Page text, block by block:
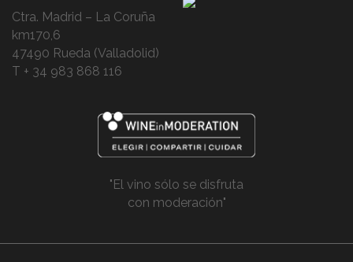
Ctra. Madrid – La Coruña
km170,6
47490 Rueda (Valladolid)
T + 34 983 868 116
"El vino sólo se disfruta
con moderación"